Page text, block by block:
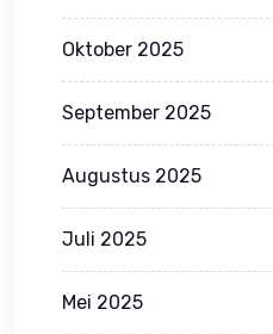
Oktober 2025
September 2025
Augustus 2025
Juli 2025
Mei 2025